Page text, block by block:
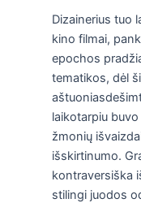
Dizainerius tuo
kino filmai,
epochos
tematikos, dėl
laikotarpiu
žmonių
išskirtinumo.
kontraversiška
stilingi juodos